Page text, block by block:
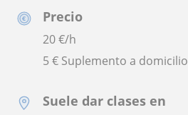
Precio
20€/h
5 € Suplemento a domicilio
Suele dar clases en